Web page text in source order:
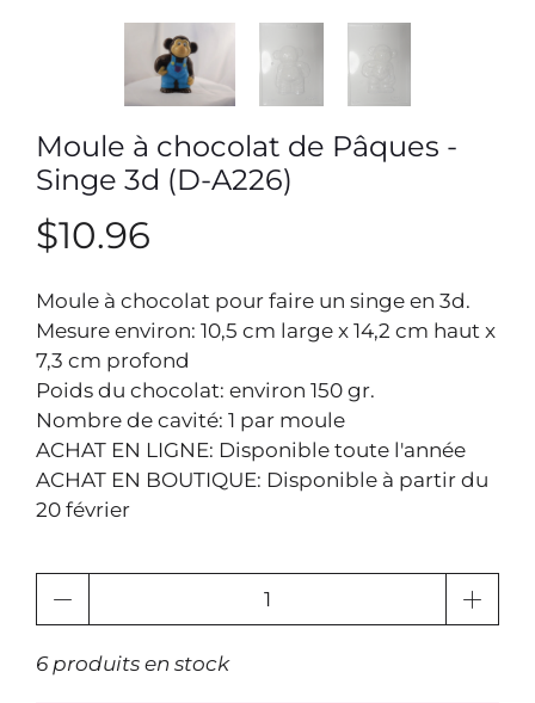
Moule à chocolat de Pâques -
Singe 3d (D-A226)
$10.96
Moule à chocolat pour faire un singe en 3d.
Mesure environ: 10,5 cm large x 14,2 cm haut x
7,3 cm profond
Poids du chocolat: environ 150 gr.
Nombre de cavité: 1 par moule
ACHAT EN LIGNE: Disponible toute l'année
ACHAT EN BOUTIQUE: Disponible à partir du
20 février
6 produits en stock